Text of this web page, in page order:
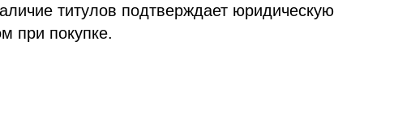
титулов подтверждает юридическую
при покупке.